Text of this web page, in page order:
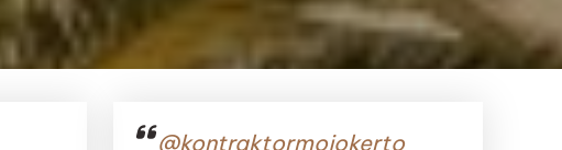
@kontraktormojokerto